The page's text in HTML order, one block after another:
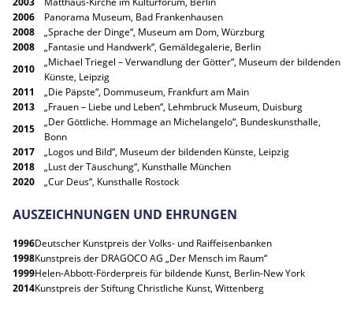
2006
Panorama Museum, Bad Frankenhausen
2008
„Sprache der Dinge“, Museum am Dom, Würzburg
2008
„Fantasie und Handwerk“, Gemäldegalerie, Berlin
2010
„Michael Triegel – Verwandlung der Götter“, Museum der bildenden
Künste, Leipzig
2011
„Die Päpste“, Dommuseum, Frankfurt am Main
2013
„Frauen – Liebe und Leben“, Lehmbruck Museum, Duisburg
2015
„Der Göttliche. Hommage an Michelangelo“, Bundeskunsthalle,
Bonn
2017
„Logos und Bild“, Museum der bildenden Künste, Leipzig
2018
„Lust der Täuschung“, Kunsthalle München
2020
„Cur Deus“, Kunsthalle Rostock
AUSZEICHNUNGEN UND EHRUNGEN
1996Deutscher Kunstpreis der Volks- und Raiffeisenbanken
1998Kunstpreis der DRAGOCO AG „Der Mensch im Raum“
1999Helen-Abbott-Förderpreis für bildende Kunst, Berlin-New York
2014Kunstpreis der Stiftung Christliche Kunst, Wittenberg